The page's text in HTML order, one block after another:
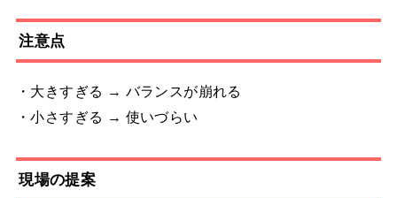
注意点
・大きすぎる → バランスが崩れる
・小さすぎる → 使いづらい
現場の提案